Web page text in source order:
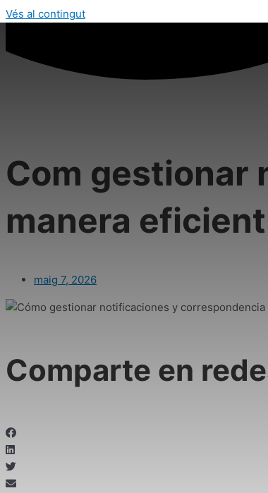
Vés al contingut
Com gestionar
manera eficient
maig 7, 2026
Comparte en